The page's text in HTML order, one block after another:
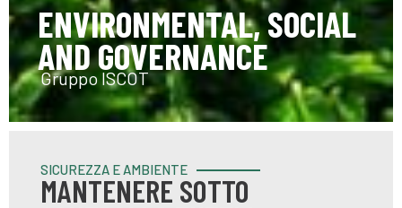
ENVIRONMENTAL, SOCIAL
AND GOVERNANCE
Gruppo ISCOT
SICUREZZA E AMBIENTE
MANTENERE SOTTO